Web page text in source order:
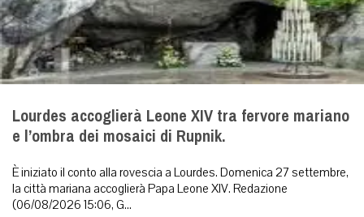
Lourdes accoglierà Leone XIV tra fervore mariano
e l’ombra dei mosaici di Rupnik.
È iniziato il conto alla rovescia a Lourdes. Domenica 27 settembre,
la città mariana accoglierà Papa Leone XIV. Redazione
(06/08/2026 15:06, G...